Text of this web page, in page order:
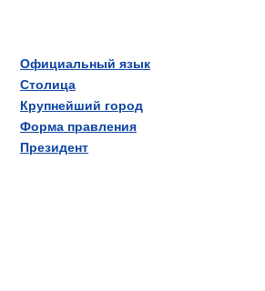
Официальный язык
Столица
Крупнейший город
Форма правления
Президент